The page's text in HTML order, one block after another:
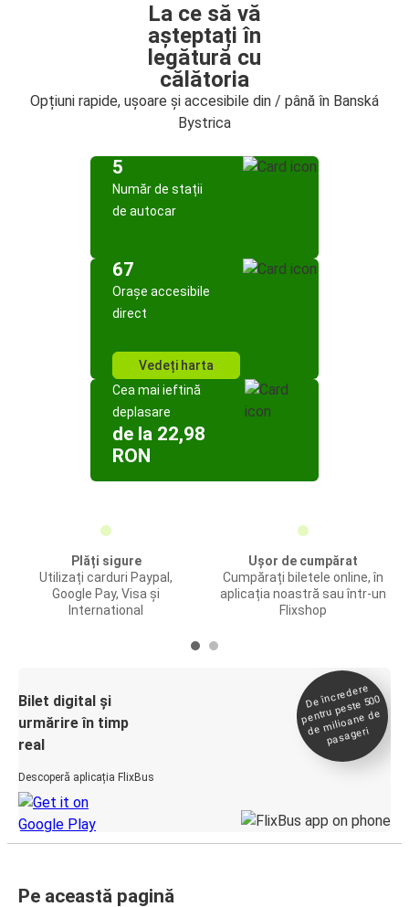
La ce să vă
așteptați în
legătură cu
călătoria
Opțiuni rapide, ușoare și accesibile din / până în Banská
Bystrica
5
Număr de stații
de autocar
67
Orașe accesibile
direct
Vedeți harta
Cea mai ieftină
deplasare
de la 22,98
RON
Plăți sigure
Utilizați carduri Paypal,
Google Pay, Visa și
International
Ușor de cumpărat
Cumpărați biletele online, în
aplicația noastră sau într-un
Flixshop
Bilet digital și
urmărire în timp
real
Descoperă aplicația FlixBus
De încredere
pentru peste 500
de
milioane de
pasageri
Pe această pagină